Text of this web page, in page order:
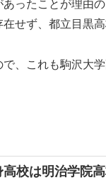
ったことが理由の
せず、都立目黒高
、これも駒沢大
校は明治学院高